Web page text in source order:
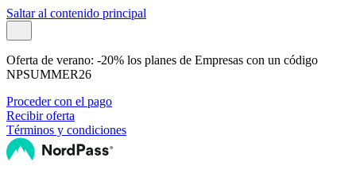
Saltar al contenido principal
Oferta de verano: -20% los planes de Empresas con un código
NPSUMMER26
Proceder con el pago
Recibir oferta
Términos y condiciones